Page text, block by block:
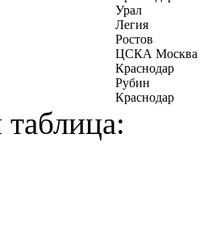
Урал
Легия
Ростов
ЦСКА Москва
Краснодар
Рубин
Краснодар